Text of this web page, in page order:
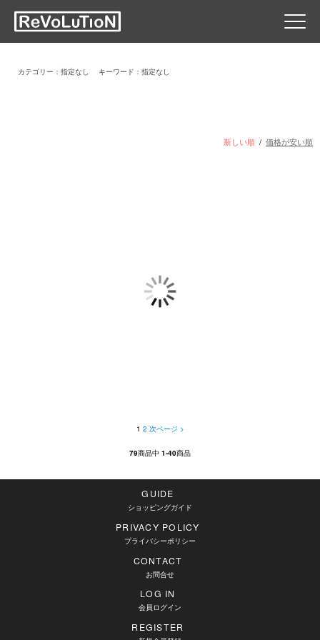
カテゴリー：指定なし キーワード：指定なし
新しい順 / 価格が安い順
1 2 次ページ >
79商品中 1-40商品
GUIDE
ショッピングガイド
PRIVACY POLICY
プライバシーポリシー
CONTACT
お問合せ
LOG IN
会員ログイン
REGISTER